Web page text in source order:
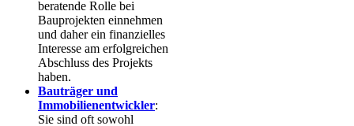
beratende Rolle bei
Bauprojekten einnehmen
und daher ein finanzielles
Interesse am erfolgreichen
Abschluss des Projekts
haben.
Bauträger und
Immobilienentwickler:
Sie sind oft sowohl